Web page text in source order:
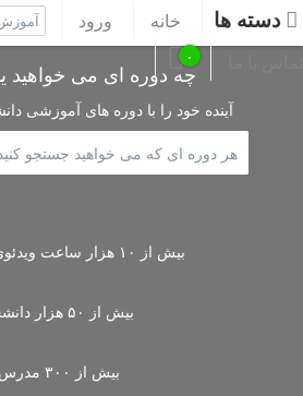
دسته ها خانه ورود ثبت
۰
چه دوره ای می خواهید
آینده خود را با دوره های آموزشی
بیش از ۱۰ هزار ساعت ویدئوی آموزشی
بیش از ۵۰ هزار دانشجو
بیش از ۳۰۰ مدرس